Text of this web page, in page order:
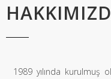
1989 yılında kurulmuş